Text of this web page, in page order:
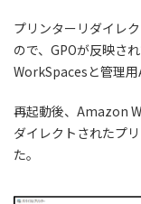
プリンターリダイレ
ので、GPOが反映さ
WorkSpacesと管理用
再起動後、Amazon
ダイレクトされたプ
た。